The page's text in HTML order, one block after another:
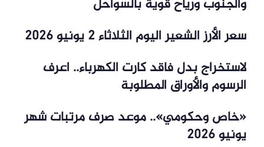
والجنوب ورياح قوية بالسواحل
سعر الأرز الشعير اليوم الثلاثاء 2 يونيو 2026
لاستخراج بدل فاقد كارت الكهرباء.. اعرف
الرسوم والأوراق المطلوبة
«خاص وحكومي».. موعد صرف مرتبات شهر
يونيو 2026